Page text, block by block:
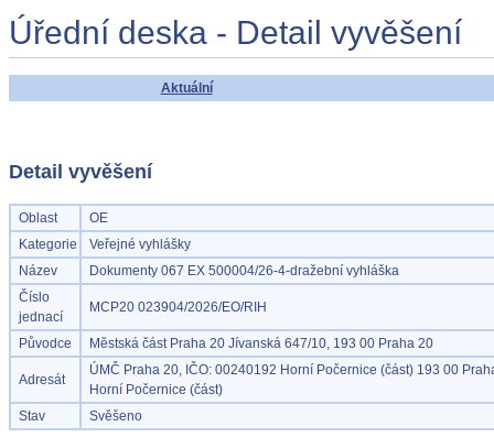
Úřední deska - Detail vyvěšení
Aktuální
Detail vyvěšení
Oblast
OE
Kategorie
Veřejné vyhlášky
Název
Dokumenty 067 EX 500004/26-4-dražební vyhláška
Číslo
jednací
MCP20 023904/2026/EO/RIH
Původce Městská část Praha 20 Jívanská 647/10, 193 00 Praha 20
Adresát
ÚMČ Praha 20, IČO: 00240192 Horní Počernice (část) 193 00
Horní Počernice (část)
Stav
Svěšeno